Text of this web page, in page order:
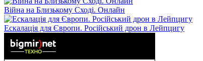
Війна на Близькому Сході. Онлайн
Ескалація для Європи. Російський дрон в Лейпцигу